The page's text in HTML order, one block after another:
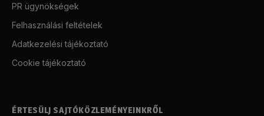
PR ügynökségek
Felhasználási feltételek
Adatkezelési tájékoztató
Cookie tájékoztató
ÉRTESÜLJ SAJTÓKÖZLEMÉNYEINKRŐL